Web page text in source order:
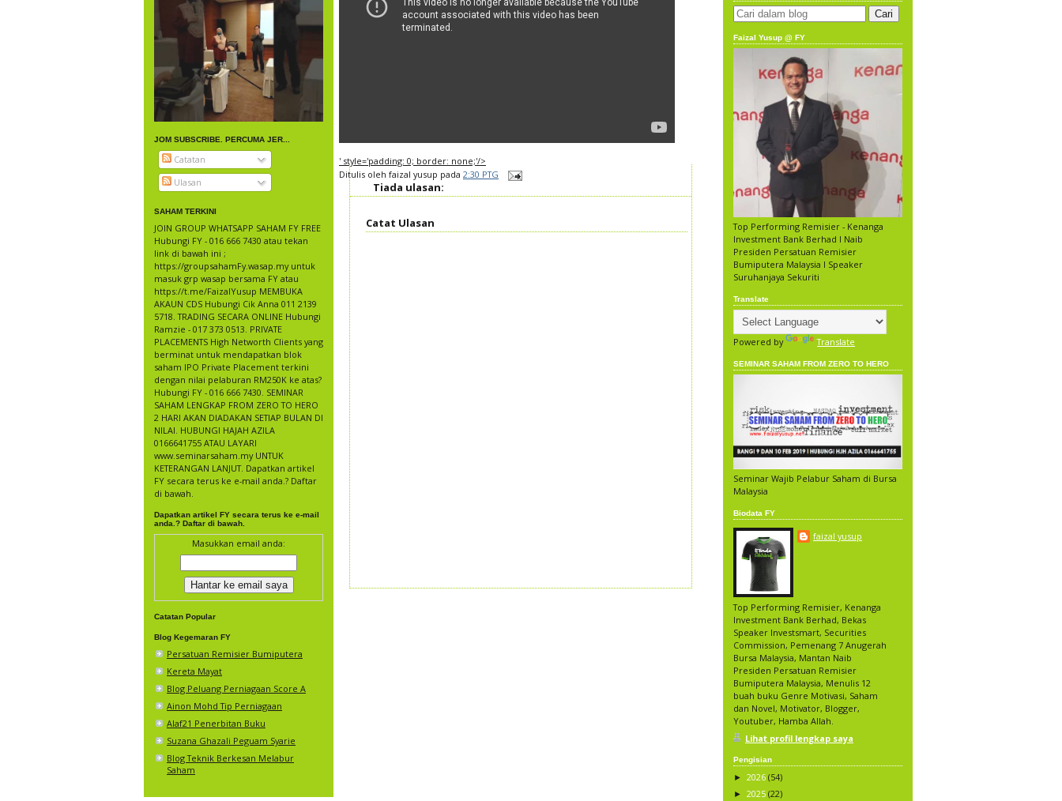
JOM SUBSCRIBE. PERCUMA JER...
Catatan
Ulasan
SAHAM TERKINI
JOIN GROUP WHATSAPP SAHAM FY FREE
Hubungi FY - 016 666 7430 atau tekan
link di bawah ini ;
https://groupsahamFy.wasap.my untuk
masuk grp wasap bersama FY atau
https://t.me/FaizalYusup MEMBUKA
AKAUN CDS Hubungi Cik Anna 011 2139
5718. TRADING SECARA ONLINE Hubungi
Ramzie - 017 373 0513. PRIVATE
PLACEMENTS High Networth Clients yang
berminat untuk mendapatkan blok
saham IPO Private Placement terkini
dengan nilai pelaburan RM250K ke atas?
Hubungi FY - 016 666 7430. SEMINAR
SAHAM LENGKAP FROM ZERO TO HERO
2 HARI AKAN DIADAKAN SETIAP BULAN DI
NILAI. HUBUNGI HAJAH AZILA
0166641755 ATAU LAYARI
www.seminarsaham.my UNTUK
KETERANGAN LANJUT. Dapatkan artikel
FY secara terus ke e-mail anda.? Daftar
di bawah.
Dapatkan artikel FY secara terus ke e-mail
anda.? Daftar di bawah.
Masukkan email anda:
Catatan Popular
Blog Kegemaran FY
Persatuan Remisier Bumiputera
Kereta Mayat
Blog Peluang Perniagaan Score A
Ainon Mohd Tip Perniagaan
Alaf21 Penerbitan Buku
Suzana Ghazali Peguam Syarie
Blog Teknik Berkesan Melabur
Saham
' style='padding: 0; border: none;'/>
Ditulis oleh faizal yusup pada 2:30 PTG
Tiada ulasan:
Catat Ulasan
Faizal Yusup @ FY
Top Performing Remisier - Kenanga
Investment Bank Berhad l Naib
Presiden Persatuan Remisier
Bumiputera Malaysia l Speaker
Suruhanjaya Sekuriti
Translate
Powered by Translate
SEMINAR SAHAM FROM ZERO TO HERO
Seminar Wajib Pelabur Saham di Bursa
Malaysia
Biodata FY
faizal yusup
Top Performing Remisier, Kenanga
Investment Bank Berhad, Bekas
Speaker Investsmart, Securities
Commission, Pemenang 7 Anugerah
Bursa Malaysia, Mantan Naib
Presiden Persatuan Remisier
Bumiputera Malaysia, Menulis 12
buah buku Genre Motivasi, Saham
dan Novel, Motivator, Blogger,
Youtuber, Hamba Allah.
Lihat profil lengkap saya
Pengisian
► 2026 (54)
► 2025 (22)